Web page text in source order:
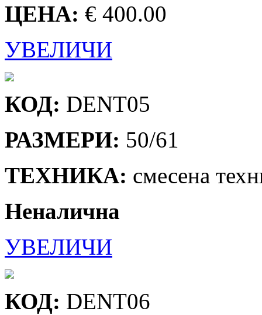
ЦЕНА: € 400.00
УВЕЛИЧИ
КОД: DENT05
РАЗМЕРИ: 50/61
ТЕХНИКА: смесена
Неналична
УВЕЛИЧИ
КОД: DENT06